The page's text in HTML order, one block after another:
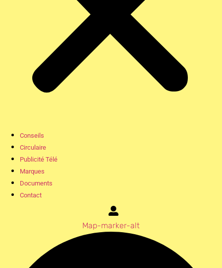
Conseils
Circulaire
Publicité Télé
Marques
Documents
Contact
Map-marker-alt